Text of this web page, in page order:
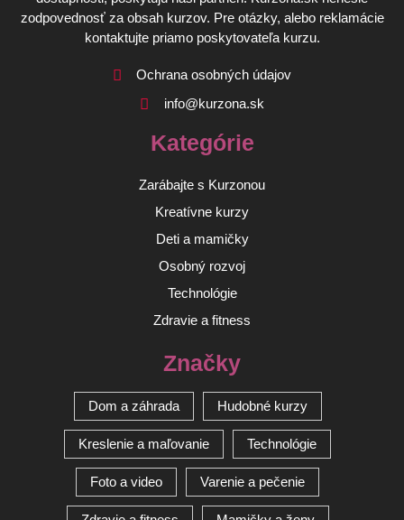
zodpovednosť za obsah kurzov. Pre otázky, alebo reklamácie
kontaktujte priamo poskytovateľa kurzu.
Ochrana osobných údajov
info@kurzona.sk
Kategórie
Zarábajte s Kurzonou
Kreatívne kurzy
Deti a mamičky
Osobný rozvoj
Technológie
Zdravie a fitness
Značky
Dom a záhrada Hudobné kurzy
Kreslenie a maľovanie Technológie
Foto a video Varenie a pečenie